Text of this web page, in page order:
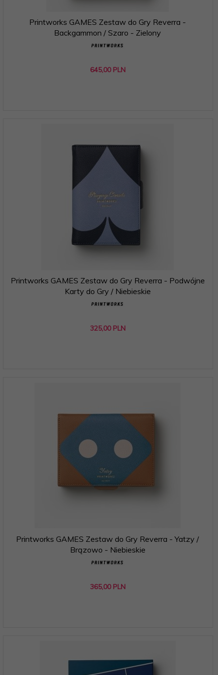
Printworks GAMES Zestaw do Gry Reverra -
Backgammon / Szaro - Zielony
645,00 PLN
Printworks GAMES Zestaw do Gry Reverra - Podwójne
Karty do Gry / Niebieskie
325,00 PLN
Printworks GAMES Zestaw do Gry Reverra - Yatzy /
Brązowo - Niebieskie
365,00 PLN